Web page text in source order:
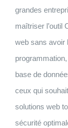
grandes
maîtriser l’outil
web sans avoir
base de
ceux qui
solutions web
sécurité